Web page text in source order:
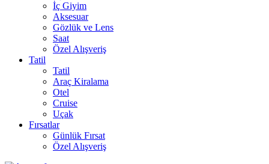
İç Giyim
Aksesuar
Gözlük ve Lens
Saat
Özel Alışveriş
Tatil
Tatil
Araç Kiralama
Otel
Cruise
Uçak
Fırsatlar
Günlük Fırsat
Özel Alışveriş